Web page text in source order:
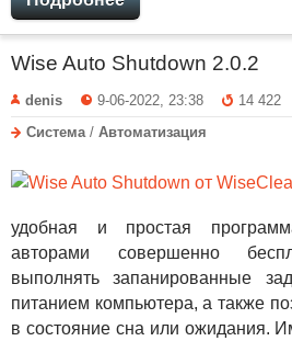
Wise Auto Shutdown 2.0.2
denis 9-06-2022, 23:38
14 422
Система/ Автоматизация
удобная и простая
авторами совершенно
выполнять запанированные
питанием компьютера, а также
в состояние сна или ожидания.